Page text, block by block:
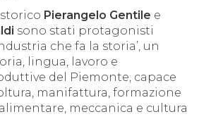
Pierangelo Gentile e
sono stati protagonisti
che fa la storia’, un
lingua, lavoro e
del Piemonte, capace
manifattura, formazione
meccanica e cultura